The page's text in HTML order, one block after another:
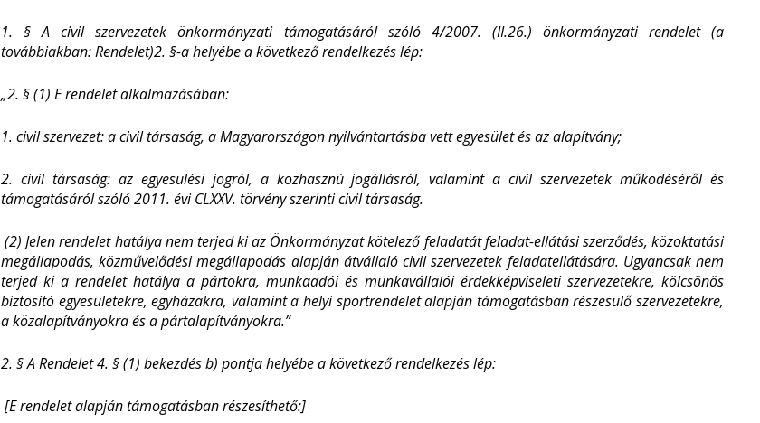
1. § A civil szervezetek önkormányzati támogatásáról szóló 4/2007. (II.26.) önkormányzati rendelet (a
továbbiakban: Rendelet)2. §-a helyébe a következő rendelkezés lép:
„2. § (1) E rendelet alkalmazásában:
1. civil szervezet:a civil társaság, a Magyarországon nyilvántartásba vett egyesület és az alapítvány;
2. civil társaság: az egyesülési jogról, a közhasznú jogállásról, valamint a civil szervezetek működéséről és
támogatásáról szóló 2011. évi CLXXV. törvény szerinti civil társaság.
(2) Jelen rendelet hatálya nem terjed ki az Önkormányzat kötelező feladatát feladat-ellátási szerződés, közoktatási
megállapodás, közművelődési megállapodás alapján átvállaló civil szervezetek feladatellátására. Ugyancsak nem
terjed ki a rendelet hatálya a pártokra, munkaadói és munkavállalói érdekképviseleti szervezetekre, kölcsönös
biztosító egyesületekre, egyházakra, valamint a helyi sportrendelet alapján támogatásban részesülő szervezetekre,
a közalapítványokra és a pártalapítványokra.”
2. § A Rendelet 4. § (1) bekezdés b) pontja helyébe a következő rendelkezés lép:
[E rendelet alapján támogatásban részesíthető:]